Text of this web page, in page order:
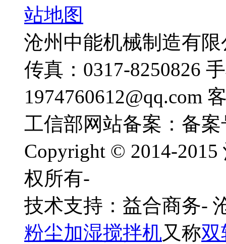
站地图
沧州中能机械制造有限
传真：0317-8250826
1974760612@qq.com
工信部网站备案：备案
Copyright © 2014-
权所有-
技术支持：益合商务-
粉尘加湿搅拌机又称双